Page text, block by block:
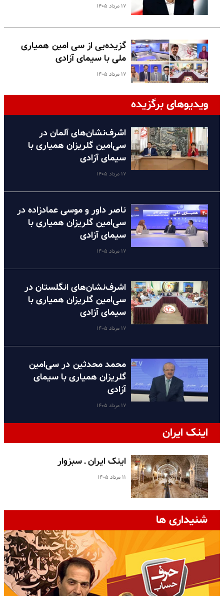
۱۷ مرداد ۱۴۰۵
گزیده‌یی از سی امین همیاری
ملی با سیمای آزادی
۱۷ مرداد ۱۴۰۵
ویدیوهای برگزیده
اشرف‌نشان‌های آلمان در
سی‌امین گلریزان همیاری با
سیمای آزادی
۱۷ مرداد ۱۴۰۵
ناصر داور و موسی عمادزاده در
سی‌امین گلریزان همیاری با
سیمای آزادی
۱۷ مرداد ۱۴۰۵
اشرف‌نشان‌های انگلستان در
سی‌امین گلریزان همیاری با
سیمای آزادی
۱۷ مرداد ۱۴۰۵
محمد محدثین در سی‌امین
گلریزان همیاری با سیمای
آزادی
۱۷ مرداد ۱۴۰۵
اینک ایران
اینک ایران ـ سبزوار
۱۱ مرداد ۱۴۰۵
شنیداری ها